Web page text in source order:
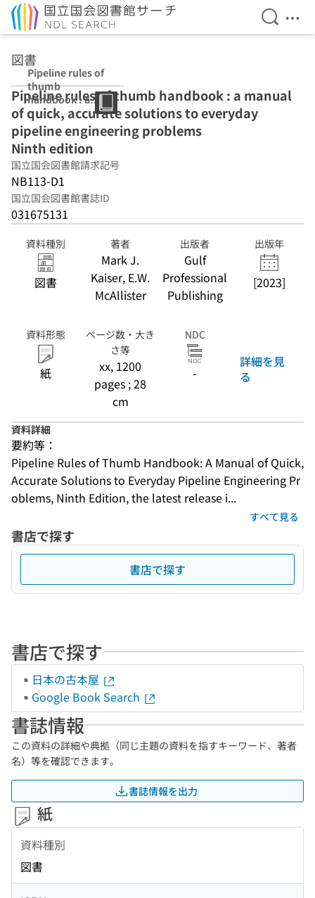
検索を
メ
図書
Pipeline rules of
thumb
handbook : a
manual of quick,
accurate
solutions to
everyday
pipeline
engineering
problems Ninth
edition
Pipeline rules of thumb handbook : a manual
of quick, accurate solutions to everyday
pipeline engineering problems
Ninth edition
国立国会図書館請求記号
NB113-D1
国立国会図書館書誌ID
031675131
資料種別
図書
著者
Mark J.
Kaiser, E.W.
McAllister
出版者
Gulf
Professional
Publishing
出版年
[2023]
資料形態
紙
ページ数・大き
さ等
xx, 1200
pages ; 28
cm
NDC
-
詳細を見
る
資料詳細
要約等：
Pipeline Rules of Thumb Handbook: A Manual of Quick,
Accurate Solutions to Everyday Pipeline Engineering Pr
oblems, Ninth Edition, the latest release i...
すべて見る
書店で探す
書店で探す
書店で探す
日本の古本屋
Google Book Search
書誌情報
この資料の詳細や典拠（同じ主題の資料を指すキーワード、著者
名）等を確認できます。
書誌情報を出力
紙
資料種別
図書